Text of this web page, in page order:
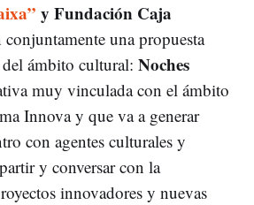
y Fundación Caja
una propuesta
ámbito cultural: Noches
muy vinculada con el ámbito
Innova y que va a generar
con agentes culturales y
y conversar con la
innovadores y nuevas